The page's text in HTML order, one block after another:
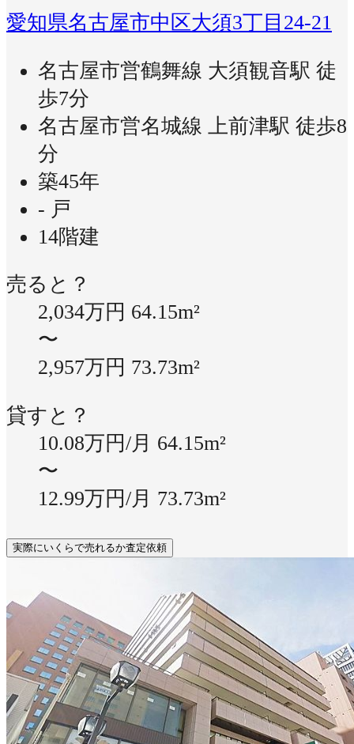
愛知県名古屋市中区大須3丁目24-21
名古屋市営鶴舞線 大須観音駅 徒
歩7分
名古屋市営名城線 上前津駅 徒歩8
分
築45年
- 戸
14階建
売ると？
2,034万円 64.15m²
〜
2,957万円 73.73m²
貸すと？
10.08万円/月 64.15m²
〜
12.99万円/月 73.73m²
実際にいくらで売れるか査定依頼